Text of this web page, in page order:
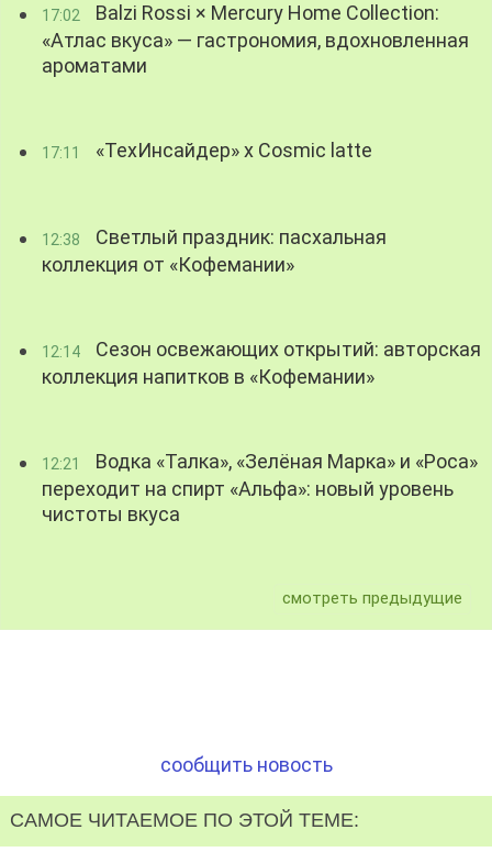
17:02
Balzi Rossi × Mercury Home Collection:
«Атлас вкуса» — гастрономия, вдохновленная
ароматами
17:11 «ТехИнсайдер» х Cosmic latte
12:38
Светлый праздник: пасхальная
коллекция от «Кофемании»
12:14
Сезон освежающих открытий: авторская
коллекция напитков в «Кофемании»
12:21
Водка «Талка», «Зелёная Марка» и «Роса»
переходит на спирт «Альфа»: новый уровень
чистоты вкуса
смотреть предыдущие
сообщить новость
САМОЕ ЧИТАЕМОЕ ПО ЭТОЙ ТЕМЕ: